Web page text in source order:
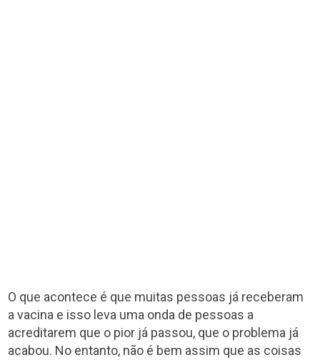
O que acontece é que muitas pessoas já receberam
a vacina e isso leva uma onda de pessoas a
acreditarem que o pior já passou, que o problema já
acabou. No entanto, não é bem assim que as coisas